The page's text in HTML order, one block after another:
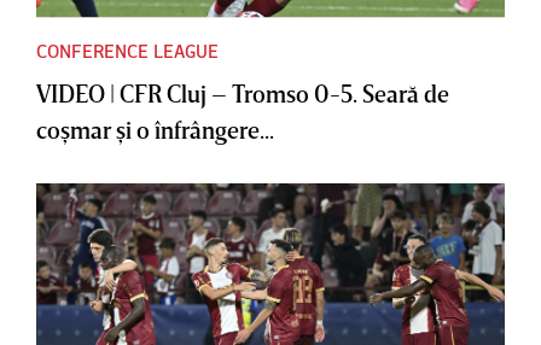
CONFERENCE LEAGUE
VIDEO | CFR Cluj – Tromso 0-5. Seară de
coşmar şi o înfrângere...